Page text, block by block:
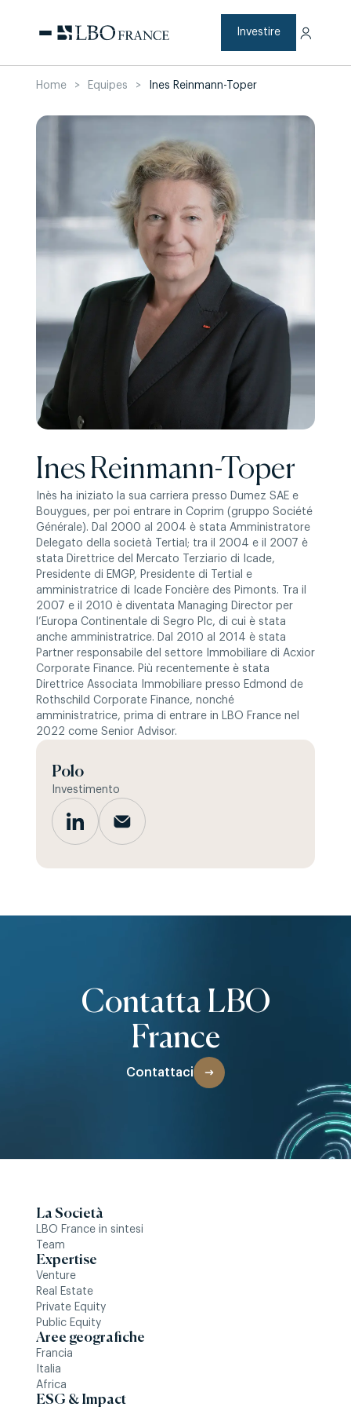
content
Investire
Home > Equipes > Ines Reinmann-Toper
Ines Reinmann-Toper
Inès ha iniziato la sua carriera presso Dumez SAE e
Bouygues, per poi entrare in Coprim (gruppo Société
Générale). Dal 2000 al 2004 è stata Amministratore
Delegato della società Tertial; tra il 2004 e il 2007 è
stata Direttrice del Mercato Terziario di Icade,
Presidente di EMGP, Presidente di Tertial e
amministratrice di Icade Foncière des Pimonts. Tra il
2007 e il 2010 è diventata Managing Director per
l’Europa Continentale di Segro Plc, di cui è stata
anche amministratrice. Dal 2010 al 2014 è stata
Partner responsabile del settore Immobiliare di Acxior
Corporate Finance. Più recentemente è stata
Direttrice Associata Immobiliare presso Edmond de
Rothschild Corporate Finance, nonché
amministratrice, prima di entrare in LBO France nel
2022 come Senior Advisor.
Polo
Investimento
Contatta LBO
France
Contattaci
La Società
LBO France in sintesi
Team
Expertise
Venture
Real Estate
Private Equity
Public Equity
Aree geografiche
Francia
Italia
Africa
ESG & Impact